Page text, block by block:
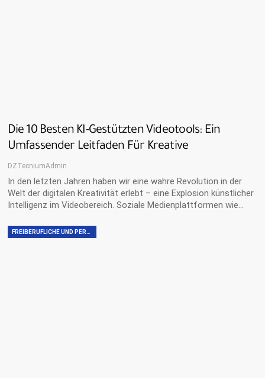
Die 10 Besten KI-Gestützten Videotools: Ein
Umfassender Leitfaden Für Kreative
DZTecniumAdmin
In den letzten Jahren haben wir eine wahre Revolution in der
Welt der digitalen Kreativität erlebt – eine Explosion künstlicher
Intelligenz im Videobereich. Soziale Medienplattformen wie…
FREIBERUFLICHE UND PERSÖNLICHE FÄHIGKEITEN